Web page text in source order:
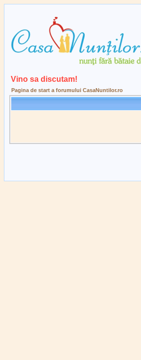
Vino sa discutam!
Pagina de start a forumului CasaNuntilor.ro